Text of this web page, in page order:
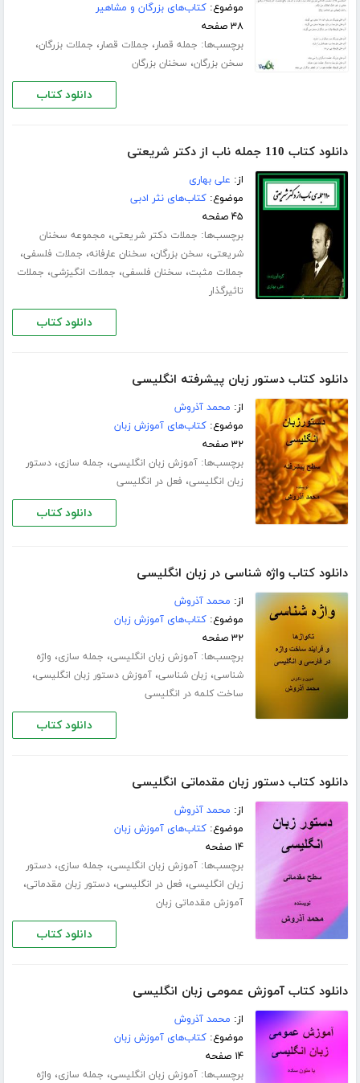
موضوع:کتاب‌های بزرگان و مشاهیر
۳۸ صفحه
برچسب‌ها: جمله قصار، جملات قصار، جملات بزرگان،
سخن بزرگان، سخنان بزرگان
دانلود کتاب
دانلود کتاب 110 جمله ناب از دکتر شریعتی
از: علی بهاری
موضوع:کتاب‌های نثر ادبی
۴۵ صفحه
برچسب‌ها: جملات دکتر شریعتی، مجموعه سخنان
شریعتی، سخن بزرگان، سخنان عارفانه، جملات فلسفی،
جملات مثبت، سخنان فلسفی، جملات انگیزشی، جملات
تاثیرگذار
دانلود کتاب
دانلود کتاب دستور زبان پیشرفته انگلیسی
از: محمد آذروش
موضوع:کتاب‌های آموزش زبان
۳۲ صفحه
برچسب‌ها:آموزش زبان انگلیسی، جمله سازی،دستور
زبان انگلیسی، فعل در انگلیسی
دانلود کتاب
دانلود کتاب واژه شناسی در زبان انگلیسی
از: محمد آذروش
موضوع:کتاب‌های آموزش زبان
۳۲ صفحه
برچسب‌ها:آموزش زبان انگلیسی، جمله سازی، واژه
شناسی، زبان شناسی،آموزش دستور زبان انگلیسی،
ساخت کلمه در انگلیسی
دانلود کتاب
دانلود کتاب دستور زبان مقدماتی انگلیسی
از: محمد آذروش
موضوع:کتاب‌های آموزش زبان
۱۴ صفحه
برچسب‌ها:آموزش زبان انگلیسی، جمله سازی،دستور
زبان انگلیسی، فعل در انگلیسی،دستور زبان مقدماتی،
آموزش مقدماتی زبان
دانلود کتاب
دانلود کتاب آموزش عمومی زبان انگلیسی
از: محمد آذروش
موضوع:کتاب‌های آموزش زبان
۱۴ صفحه
برچسب‌ها:آموزش زبان انگلیسی، جمله سازی، واژه